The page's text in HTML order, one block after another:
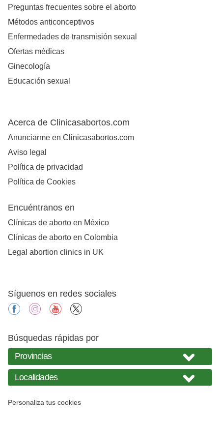
Preguntas frecuentes sobre el aborto
Métodos anticonceptivos
Enfermedades de transmisión sexual
Ofertas médicas
Ginecología
Educación sexual
Acerca de Clinicasabortos.com
Anunciarme en Clinicasabortos.com
Aviso legal
Política de privacidad
Política de Cookies
Encuéntranos en
Clínicas de aborto en México
Clínicas de aborto en Colombia
Legal abortion clinics in UK
Síguenos en redes sociales
facebookinstagramyoutube
Búsquedas rápidas por
Personaliza tus cookies